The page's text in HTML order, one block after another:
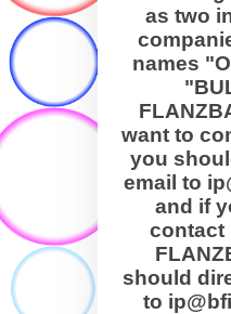
as two
names
want to
you
email to
and if
contact
should
to